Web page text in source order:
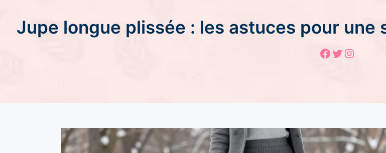
Jupe longue plissée : les astuces pour une
Facebook
Twitter